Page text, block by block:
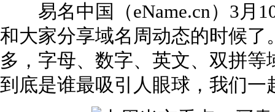
易名中国（eName.cn）3月
和大家分享域名周动态的时候
多，字母、数字、英文、双拼
到底是谁最吸引人眼球，我们一